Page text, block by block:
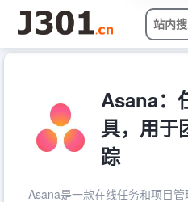
Asana：
具，用于
踪
Asana是一款在线任务和项目